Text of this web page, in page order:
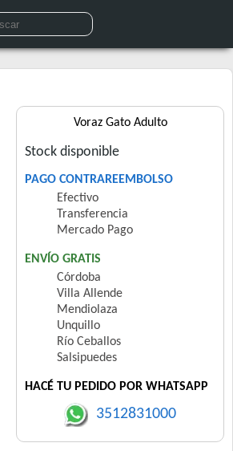
Voraz Gato Adulto
Stock disponible
PAGO CONTRAREEMBOLSO
Efectivo
Transferencia
Mercado Pago
ENVÍO GRATIS
Córdoba
Villa Allende
Mendiolaza
Unquillo
Río Ceballos
Salsipuedes
HACÉ TU PEDIDO POR WHATSAPP
3512831000